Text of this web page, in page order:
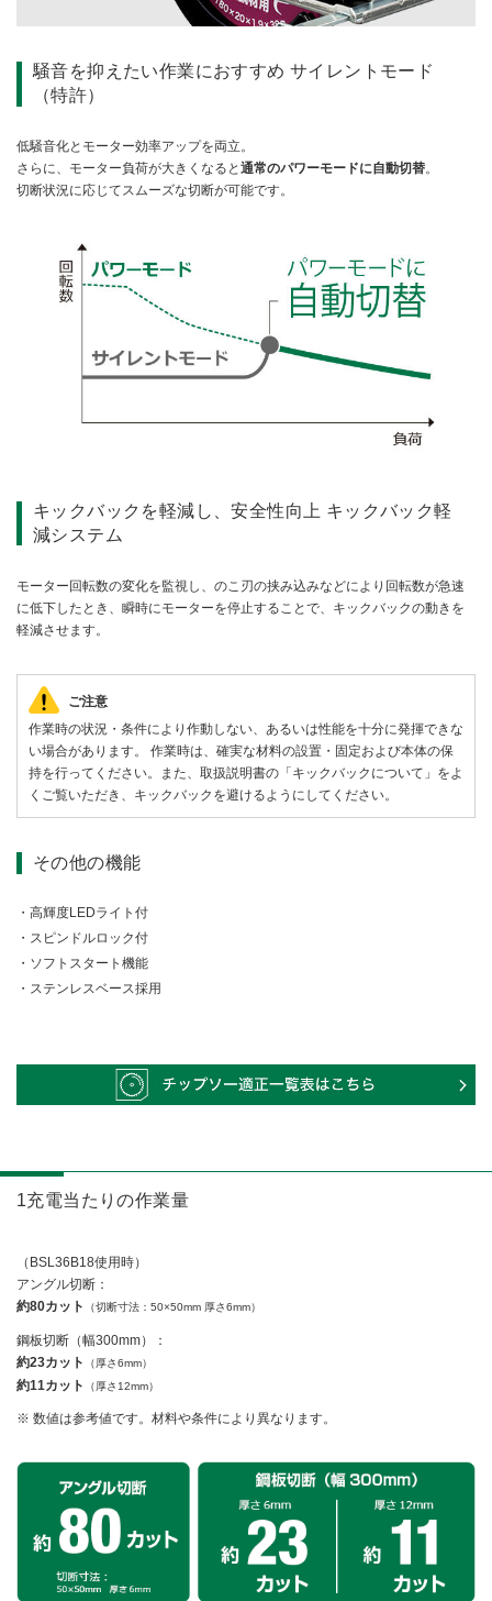
騒音を抑えたい作業におすすめ サイレントモード
（特許）
低騒音化とモーター効率アップを両立。
さらに、モーター負荷が大きくなると 通常のパワーモードに自動切替。
切断状況に応じてスムーズな切断が可能です。
キックバックを軽減し、安全性向上 キックバック軽
減システム
モーター回転数の変化を監視し、のこ刃の挟み込みなどにより回転数が急速
に低下したとき、瞬時にモーターを停止することで、キックバックの動きを
軽減させます。
ご注意
作業時の状況・条件により作動しない、あるいは性能を十分に発揮できな
い場合があります。 作業時は、確実な材料の設置・固定および本体の保
持を行ってください。また、取扱説明書の「キックバックについて」をよ
くご覧いただき、キックバックを避けるようにしてください。
その他の機能
高輝度LEDライト付
スピンドルロック付
ソフトスタート機能
ステンレスベース採用
1充電当たりの作業量
（BSL36B18使用時）
アングル切断：
約80カット
（切断寸法：50×50mm 厚さ6mm）
鋼板切断（幅300mm）：
約23カット
（厚さ6mm）
約11カット （厚さ12mm）
数値は参考値です。材料や条件により異なります。